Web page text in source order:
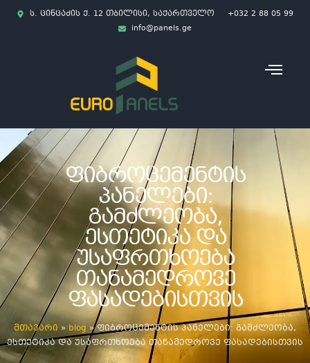
ს. ცინცაძის ქ. 12 თბილისი, საქართველო
+032 2 88 05 99
info@panels.ge
ᲤᲘᲑᲠᲝᲪᲔᲛᲔᲜᲢᲘᲡ
ᲞᲐᲜᲔᲚᲔᲑᲘ:
ᲒᲐᲛᲫᲚᲔᲝᲑᲐ,
ᲔᲡᲗᲔᲢᲘᲙᲐ ᲓᲐ
ᲣᲡᲐᲤᲠᲗᲮᲝᲔᲑᲐ
ᲗᲐᲜᲐᲛᲔᲓᲠᲝᲕᲔ
ᲤᲐᲡᲐᲓᲔᲑᲘᲡᲗᲕᲘᲡ
მთავარი » blog »ფიბროცემენტის პანელები: გამძლეობა,
ესთეტიკა და უსაფრთხოება თანამედროვე ფასადებისთვის